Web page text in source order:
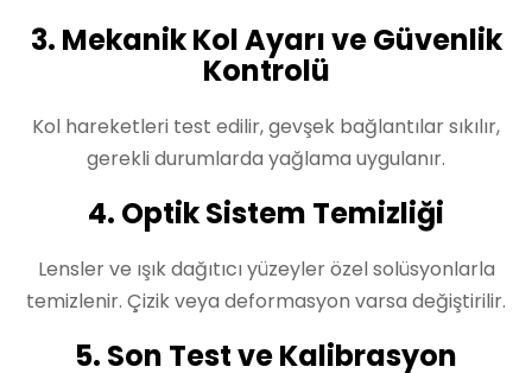
3. Mekanik Kol Ayarı ve Güvenlik
Kontrolü
Kol hareketleri test edilir, gevşek bağlantılar sıkılır,
gerekli durumlarda yağlama uygulanır.
4. Optik Sistem Temizliği
Lensler ve ışık dağıtıcı yüzeyler özel solüsyonlarla
temizlenir. Çizik veya deformasyon varsa değiştirilir.
5. Son Test ve Kalibrasyon